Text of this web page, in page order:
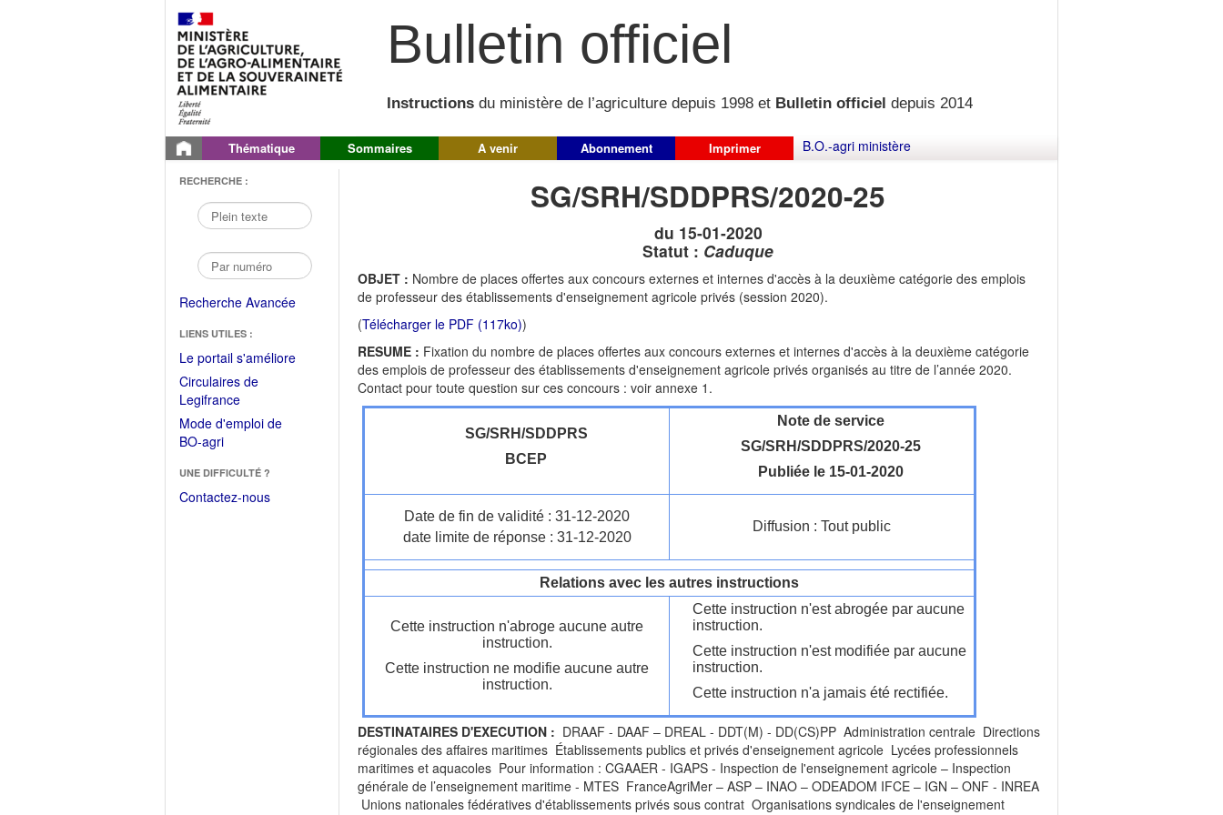
Bulletin officiel
Instructions du ministère de l’agriculture depuis 1998 et Bulletin officiel depuis 2014
Thématique Sommaires A venir Abonnement Imprimer B.O.-agri ministère
RECHERCHE :
Recherche Avancée
LIENS UTILES :
Le portail s'améliore(Fichier
Circulaires de
Legifrance(Ouvrir
dans
une
fenêtre)
Mode d'emploi de
BO-agri(Ouvrir
une
nouvelle
UNE DIFFICULTÉ ?
Contactez-nous
SG/SRH/SDDPRS/2020-25
du 15-01-2020
Statut : Caduque
OBJET : Nombre de places offertes aux concours externes et internes d'accès à la deuxième catégorie des emplois
de professeur des établissements d'enseignement agricole privés (session 2020).
(Télécharger le PDF (117ko))
RESUME : Fixation du nombre de places offertes aux concours externes et internes d'accès à la deuxième catégorie
des emplois de professeur des établissements d'enseignement agricole privés organisés au titre de l’année 2020.
Contact pour toute question sur ces concours : voir annexe 1.
SG/SRH/SDDPRS
BCEP
Note de service
SG/SRH/SDDPRS/2020-25
Publiée le 15-01-2020
Date de fin de validité : 31-12-2020
date limite de réponse : 31-12-2020
Diffusion : Tout public
Relations avec les autres instructions
Cette instruction n'abroge aucune autre
instruction.
Cette instruction ne modifie aucune autre
instruction.
Cette instruction n'est abrogée par aucune
instruction.
Cette instruction n'est modifiée par aucune
instruction.
Cette instruction n'a jamais été rectifiée.
DESTINATAIRES D'EXECUTION : DRAAF - DAAF – DREAL - DDT(M) - DD(CS)PP Administration centrale Directions
régionales des affaires maritimes Établissements publics et privés d'enseignement agricole Lycées professionnels
maritimes et aquacoles Pour information : CGAAER - IGAPS - Inspection de l'enseignement agricole – Inspection
générale de l’enseignement maritime - MTES FranceAgriMer – ASP – INAO – ODEADOM IFCE – IGN – ONF - INREA
Unions nationales fédératives d'établissements privés sous contrat Organisations syndicales de l'enseignement